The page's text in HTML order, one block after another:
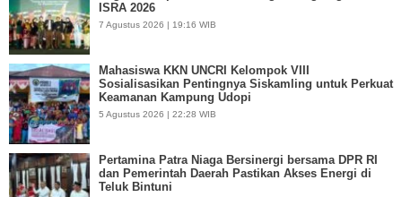
ISRA 2026
7 Agustus 2026 | 19:16 WIB
Mahasiswa KKN UNCRI Kelompok VIII
Sosialisasikan Pentingnya Siskamling untuk Perkuat
Keamanan Kampung Udopi
5 Agustus 2026 | 22:28 WIB
Pertamina Patra Niaga Bersinergi bersama DPR RI
dan Pemerintah Daerah Pastikan Akses Energi di
Teluk Bintuni